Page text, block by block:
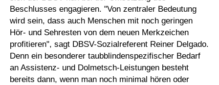
Beschlusses engagieren. "Von zentraler Bedeutung
wird sein, dass auch Menschen mit noch geringen
Hör- und Sehresten von dem neuen Merkzeichen
profitieren", sagt DBSV-Sozialreferent Reiner Delgado.
Denn ein besonderer taubblindenspezifischer Bedarf
an Assistenz- und Dolmetsch-Leistungen besteht
bereits dann, wenn man noch minimal hören oder